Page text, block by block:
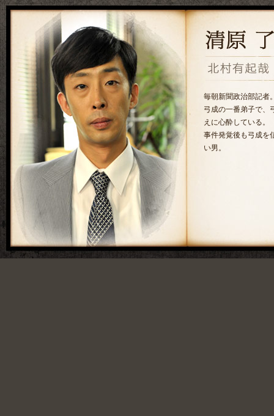
毎朝新聞政治部記者
弓成の一番弟子で、
えに心酔している。
事件発覚後も弓成を
い男。